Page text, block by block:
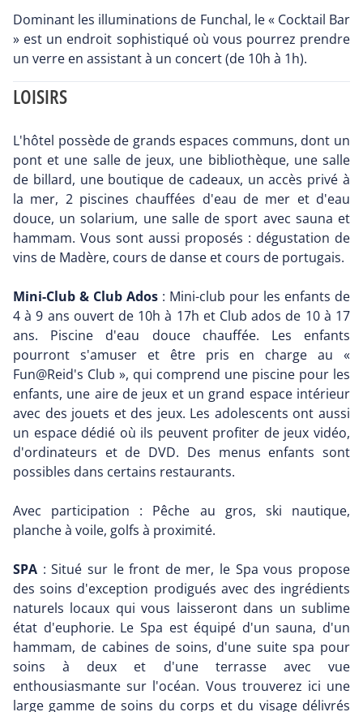
Dominant les illuminations de Funchal, le « Cocktail Bar
» est un endroit sophistiqué où vous pourrez prendre
un verre en assistant à un concert (de 10h à 1h).
LOISIRS
L'hôtel possède de grands espaces communs, dont un
pont et une salle de jeux, une bibliothèque, une salle
de billard, une boutique de cadeaux, un accès privé à
la mer, 2 piscines chauffées d'eau de mer et d'eau
douce, un solarium, une salle de sport avec sauna et
hammam. Vous sont aussi proposés : dégustation de
vins de Madère, cours de danse et cours de portugais.
Mini-Club & Club Ados : Mini-club pour les enfants de
4 à 9 ans ouvert de 10h à 17h et Club ados de 10 à 17
ans. Piscine d'eau douce chauffée. Les enfants
pourront s'amuser et être pris en charge au «
Fun@Reid's Club », qui comprend une piscine pour les
enfants, une aire de jeux et un grand espace intérieur
avec des jouets et des jeux. Les adolescents ont aussi
un espace dédié où ils peuvent profiter de jeux vidéo,
d'ordinateurs et de DVD. Des menus enfants sont
possibles dans certains restaurants.
Avec participation : Pêche au gros, ski nautique,
planche à voile, golfs à proximité.
SPA : Situé sur le front de mer, le Spa vous propose
des soins d'exception prodigués avec des ingrédients
naturels locaux qui vous laisseront dans un sublime
état d'euphorie. Le Spa est équipé d'un sauna, d'un
hammam, de cabines de soins, d'une suite spa pour
soins à deux et d'une terrasse avec vue
enthousiasmante sur l'océan. Vous trouverez ici une
large gamme de soins du corps et du visage délivrés